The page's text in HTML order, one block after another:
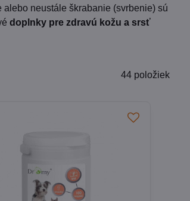
neustále škrabanie (svrbenie) sú
doplnky pre zdravú kožu a srsť
44 položiek